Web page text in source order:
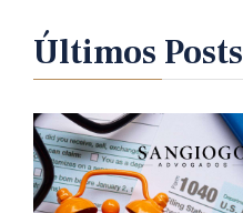
Últimos Posts